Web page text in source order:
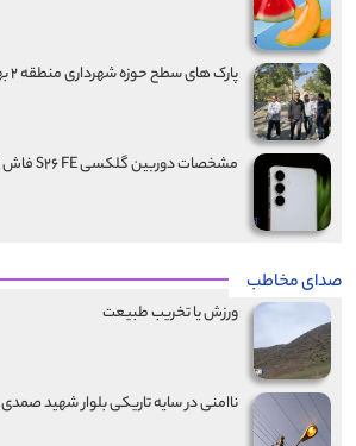
پارک های سطح حوزه شهرداری منطقه ۲ بهسازی می شود
مشخصات دوربین گلکسی S۲۶ FE فاش شد
صدای مخاطب
ورزش یا تخریب طبیعت
ناامنی در سایه تاریکی بلوار شهید صمدی